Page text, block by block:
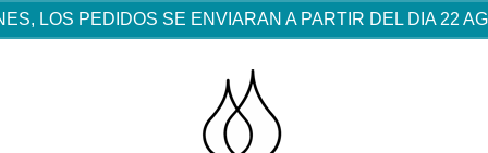
LOS PEDIDOS SE ENVIARAN A PARTIR DEL DIA 22
avec une analyse de son